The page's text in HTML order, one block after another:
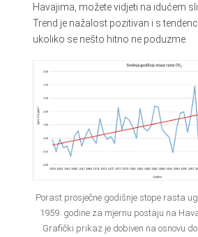
Havajima, možete vidjeti na idućem
Trend je nažalost pozitivan i s
ukoliko se nešto hitno ne poduzme.
Porast prosječne godišnje stope rasta
1959. godine za mjernu postaju na
Grafički prikaz je dobiven na osnovu